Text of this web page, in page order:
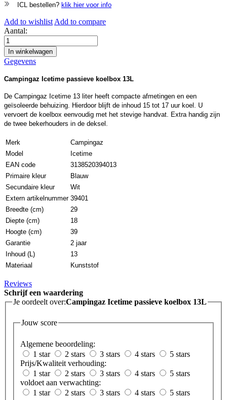
ICL bestellen? klik hier voor info
Add to wishlist Add to compare
Aantal:
In winkelwagen
Gegevens
Campingaz Icetime passieve koelbox 13L
De Campingaz Icetime 13 liter heeft compacte afmetingen en een
geïsoleerde behuizing. Hierdoor blijft de inhoud 15 tot 17 uur koel. U
vervoert de koelbox eenvoudig met het stevige handvat. Extra handig zijn
de twee bekerhouders in de deksel.
Merk
Campingaz
Model
Icetime
EAN code
3138520394013
Primaire kleur
Blauw
Secundaire kleur
Wit
Extern artikelnummer 39401
Breedte (cm)
29
Diepte (cm)
18
Hoogte (cm)
39
Garantie
2 jaar
Inhoud (L)
13
Materiaal
Kunststof
Reviews
Schrijf een waardering
Je oordeelt over:Campingaz Icetime passieve koelbox 13L
Jouw score
Algemene beoordeling:
1 star
2 stars 3 stars 4 stars
5 stars
Prijs/Kwaliteit verhouding:
1 star
2 stars 3 stars 4 stars
5 stars
voldoet aan verwachting:
1 star
2 stars 3 stars 4 stars
5 stars